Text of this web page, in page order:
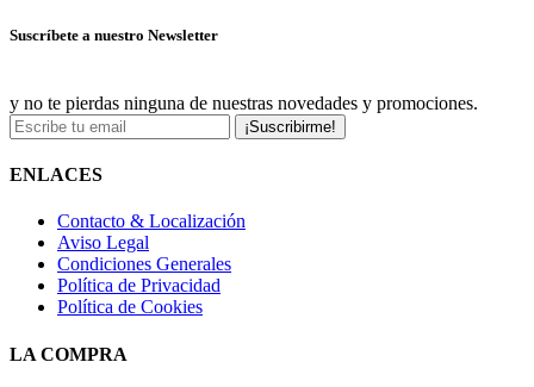
Suscríbete a nuestro Newsletter
y no te pierdas ninguna de nuestras novedades y promociones.
¡Suscribirme!
ENLACES
Contacto & Localización
Aviso Legal
Condiciones Generales
Política de Privacidad
Política de Cookies
LA COMPRA